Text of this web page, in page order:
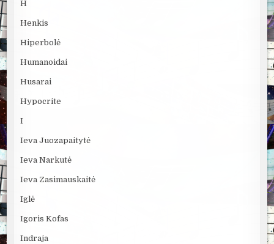
H
Henkis
Hiperbolė
Humanoidai
Husarai
Hypocrite
I
Ieva Juozapaitytė
Ieva Narkutė
Ieva Zasimauskaitė
Iglė
Igoris Kofas
Indraja